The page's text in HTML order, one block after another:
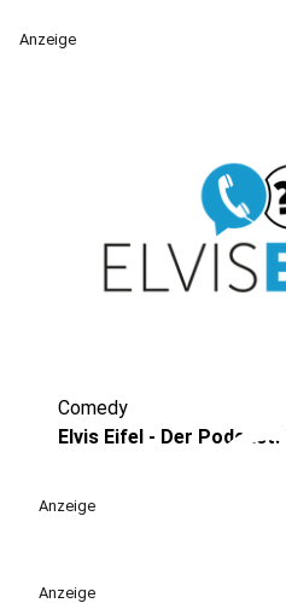
Anzeige
Comedy
Elvis Eifel - Der
Anzeige
Anzeige